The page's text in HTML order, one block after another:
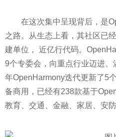
在这次集中呈现背后，是
之路。从生态上看，其社区已
建单位， 近亿行代码。
9个专委会，向重点行业迈进
年OpenHarmony迭代更新了5
备商用，已经有238款基于
教育、交通、金融、家居、安防